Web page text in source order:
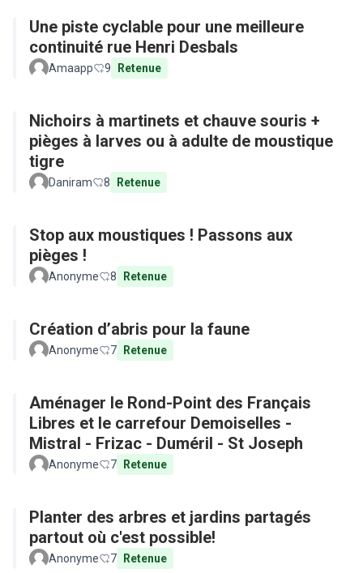
Une piste cyclable pour une meilleure
continuité rue Henri Desbals
Amaapp 9 Retenue
Nichoirs à martinets et chauve souris +
pièges à larves ou à adulte de moustique
tigre
Daniram 8 Retenue
Stop aux moustiques ! Passons aux
pièges !
Anonyme 8 Retenue
Création d’abris pour la faune
Anonyme 7 Retenue
Aménager le Rond-Point des Français
Libres et le carrefour Demoiselles -
Mistral - Frizac - Duméril - St Joseph
Anonyme 7 Retenue
Planter des arbres et jardins partagés
partout où c'est possible!
Anonyme 7 Retenue